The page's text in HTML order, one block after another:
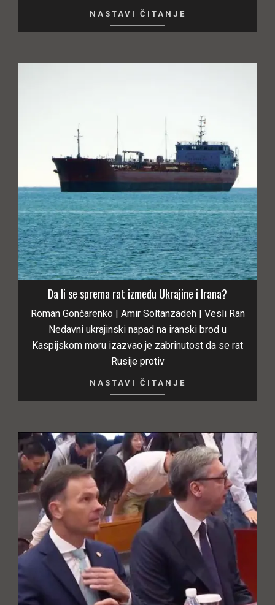
NASTAVI ČITANJE
Da li se sprema rat između Ukrajine i Irana?
Roman Gončarenko | Amir Soltanzadeh | Vesli Ran
Nedavni ukrajinski napad na iranski brod u
Kaspijskom moru izazvao je zabrinutost da se rat
Rusije protiv
NASTAVI ČITANJE